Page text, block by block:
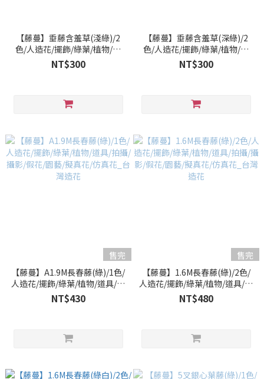
【藤蔓】垂藤含羞草(淺綠)/2
色/人造花/擺飾/綠葉/植物/道
具/拍攝/攝影/假花/園藝/擬真
花/仿真花_台灣造花
NT$300
【藤蔓】垂藤含羞草(深綠)/2
色/人造花/擺飾/綠葉/植物/道
具/拍攝/攝影/假花/園藝/擬真
花/仿真花_台灣造花
NT$300
售完
【藤蔓】A1.9M長春藤(綠)/1色/
人造花/擺飾/綠葉/植物/道具/拍
攝/攝影/假花/園藝/擬真花/仿真
花_台灣造花
NT$430
售完
【藤蔓】1.6M長春藤(綠)/2色/
人造花/擺飾/綠葉/植物/道具/拍
攝/攝影/假花/園藝/擬真花/仿真
花_台灣造花
NT$480